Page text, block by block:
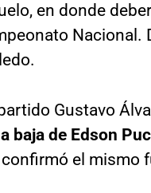
en donde
Nacional.
Gustavo
baja de Edson
confirmó el